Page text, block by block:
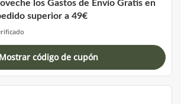
los Gastos de Envío Gratis en
superior a 49€
Mostrar código de cupón